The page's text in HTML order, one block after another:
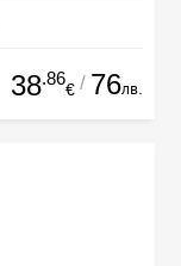
38.86
€ / 76лв.